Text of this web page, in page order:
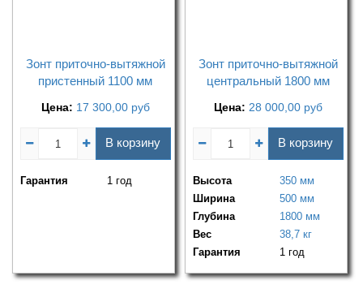
Зонт приточно-вытяжной
пристенный 1100 мм
Цена: 17 300,00 руб
В корзину
Гарантия 1 год
Зонт приточно-вытяжной
центральный 1800 мм
Цена: 28 000,00 руб
В корзину
Высота
350 мм
Ширина
500 мм
Глубина
1800 мм
Вес
38,7 кг
Гарантия
1 год